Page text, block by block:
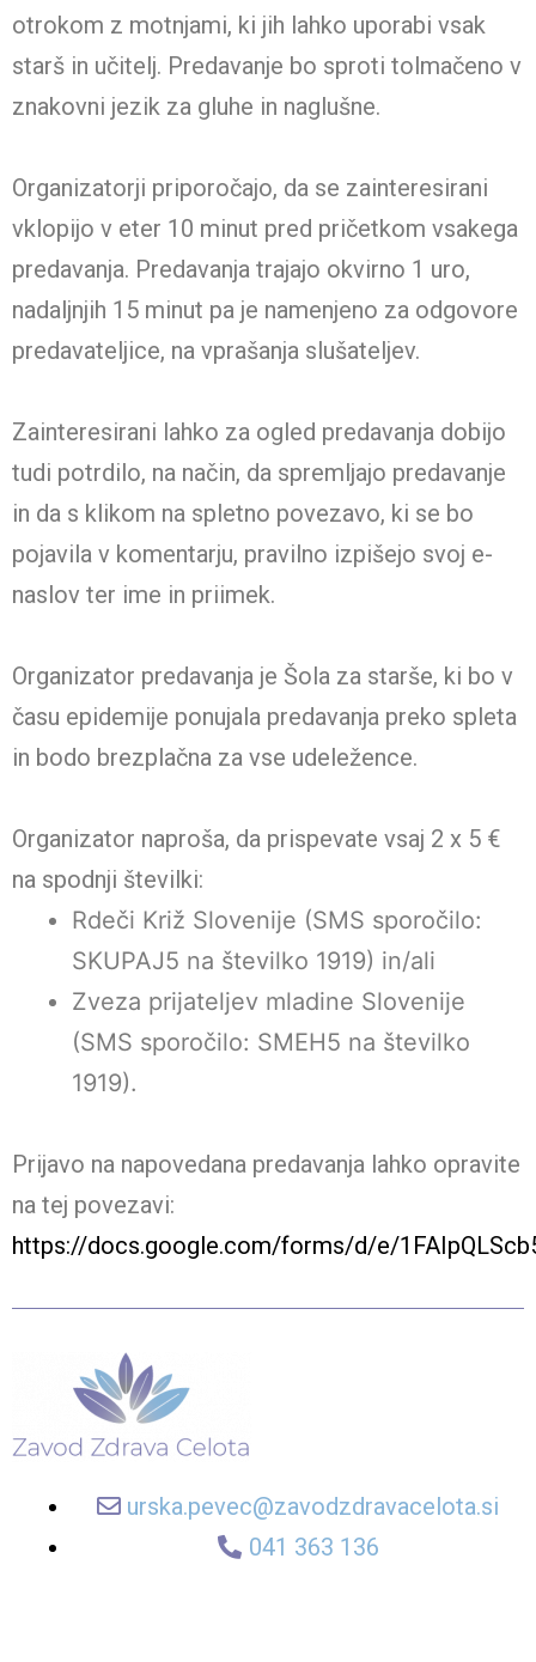
otrokom z motnjami, ki jih lahko uporabi vsak
starš in učitelj. Predavanje bo sproti tolmačeno v
znakovni jezik za gluhe in naglušne.
Organizatorji priporočajo, da se zainteresirani
vklopijo v eter 10 minut pred pričetkom vsakega
predavanja. Predavanja trajajo okvirno 1 uro,
nadaljnjih 15 minut pa je namenjeno za odgovore
predavateljice, na vprašanja slušateljev.
Zainteresirani lahko za ogled predavanja dobijo
tudi potrdilo, na način, da spremljajo predavanje
in da s klikom na spletno povezavo, ki se bo
pojavila v komentarju, pravilno izpišejo svoj e-
naslov ter ime in priimek.
Organizator predavanja je Šola za starše, ki bo v
času epidemije ponujala predavanja preko spleta
in bodo brezplačna za vse udeležence.
Organizator naproša, da prispevate vsaj 2 x 5 €
na spodnji številki:
Rdeči Križ Slovenije (SMS sporočilo:
SKUPAJ5 na številko 1919) in/ali
Zveza prijateljev mladine Slovenije
(SMS sporočilo: SMEH5 na številko
1919).
Prijavo na napovedana predavanja lahko opravite
na tej povezavi:
https://docs.google.com/forms/d/e/
urska.pevec@zavodzdravacelota.si
041 363 136